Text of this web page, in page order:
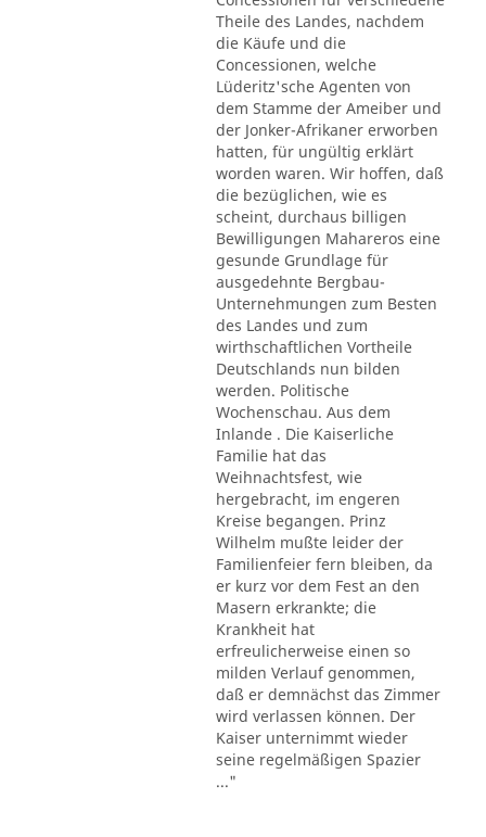
Theile des Landes, nachdem
die Käufe und die
Concessionen, welche
Lüderitz'sche Agenten von
dem Stamme der Ameiber und
der Jonker-Afrikaner erworben
hatten, für ungültig erklärt
worden waren. Wir hoffen, daß
die bezüglichen, wie es
scheint, durchaus billigen
Bewilligungen Mahareros eine
gesunde Grundlage für
ausgedehnte Bergbau-
Unternehmungen zum Besten
des Landes und zum
wirthschaftlichen Vortheile
Deutschlands nun bilden
werden. Politische
Wochenschau. Aus dem
Inlande . Die Kaiserliche
Familie hat das
Weihnachtsfest, wie
hergebracht, im engeren
Kreise begangen. Prinz
Wilhelm mußte leider der
Familienfeier fern bleiben, da
er kurz vor dem Fest an den
Masern erkrankte; die
Krankheit hat
erfreulicherweise einen so
milden Verlauf genommen,
daß er demnächst das Zimmer
wird verlassen können. Der
Kaiser unternimmt wieder
seine regelmäßigen Spazier
..."